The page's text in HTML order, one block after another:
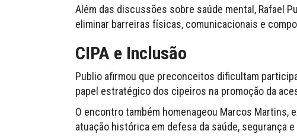
Além das discussões sobre saúde mental, Rafael
eliminar barreiras físicas, comunicacionais e
CIPA e Inclusão
Publio afirmou que preconceitos dificultam
papel estratégico dos cipeiros na promoção da
O encontro também homenageou Marcos Martins,
atuação histórica em defesa da saúde, segurança